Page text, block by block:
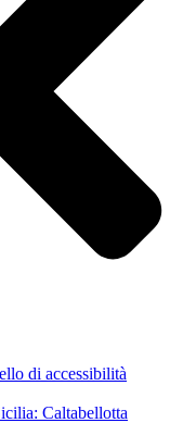
di accessibilità
Caltabellotta